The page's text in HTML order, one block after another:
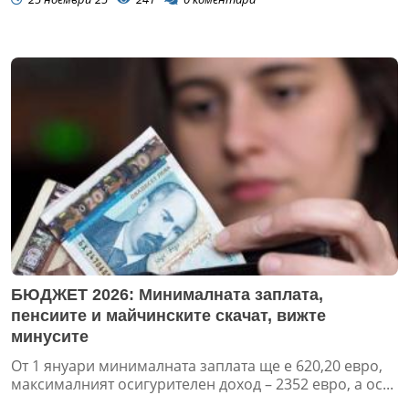
БЮДЖЕТ 2026: Минималната заплата,
пенсиите и майчинските скачат, вижте
минусите
От 1 януари минималната заплата ще е 620,20 евро,
максималният осигурителен доход – 2352 евро, а ос...